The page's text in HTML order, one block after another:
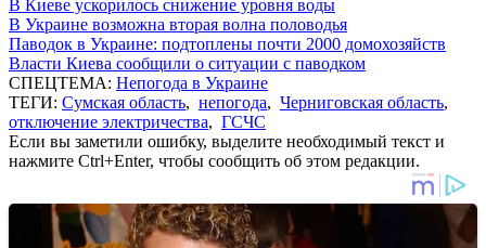
В Киеве ускорилось снижение уровня воды
В Украине возможна вторая волна половодья
Паводок в Украине: подтоплены почти 2000 домохозяйств
Власти Киева сообщили о ситуации с паводком
СПЕЦТЕМА: Непогода в Украине
ТЕГИ: Сумская область, непогода, Черниговская область,
отключение электричества, ГСЧС
Если вы заметили ошибку, выделите необходимый текст и
нажмите Ctrl+Enter, чтобы сообщить об этом редакции.